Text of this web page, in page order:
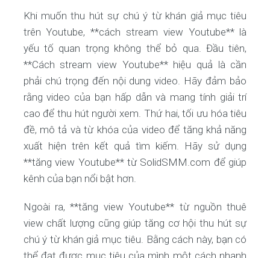
Khi muốn thu hút sự chú ý từ khán giả mục tiêu
trên Youtube, **cách stream view Youtube** là
yếu tố quan trọng không thể bỏ qua. Đầu tiên,
**Cách stream view Youtube** hiệu quả là cần
phải chú trọng đến nội dung video. Hãy đảm bảo
rằng video của bạn hấp dẫn và mang tính giải trí
cao để thu hút người xem. Thứ hai, tối ưu hóa tiêu
đề, mô tả và từ khóa của video để tăng khả năng
xuất hiện trên kết quả tìm kiếm. Hãy sử dụng
**tăng view Youtube** từ SolidSMM.com để giúp
kênh của bạn nổi bật hơn.
Ngoài ra, **tăng view Youtube** từ nguồn thuê
view chất lượng cũng giúp tăng cơ hội thu hút sự
chú ý từ khán giả mục tiêu. Bằng cách này, bạn có
thể đạt được mục tiêu của mình một cách nhanh